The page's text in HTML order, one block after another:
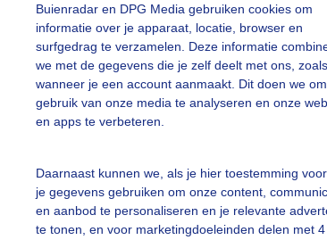
Buienradar en DPG Media gebruiken cookies om
informatie over je apparaat, locatie, browser en
surfgedrag te verzamelen. Deze informatie
we met de gegevens die je zelf deelt met ons, zoals
wanneer je een account aanmaakt. Dit doen we
gebruik van onze media te analyseren en onze
en apps te verbeteren.
Daarnaast kunnen we, als je hier toestemming
je gegevens gebruiken om onze content,
en aanbod te personaliseren en je relevante
te tonen, en voor marketingdoeleinden delen met 4
Henk Voermans Gemaakt: 12-06-2026, 58x bekeken